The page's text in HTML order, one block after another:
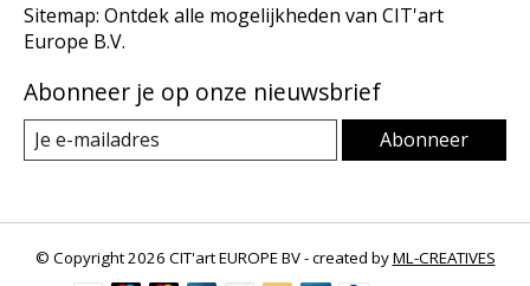
Sitemap: Ontdek alle mogelijkheden van CIT'art
Europe B.V.
Abonneer je op onze nieuwsbrief
Abonneer
© Copyright 2026 CIT'art EUROPE BV - created byML-CREATIVES